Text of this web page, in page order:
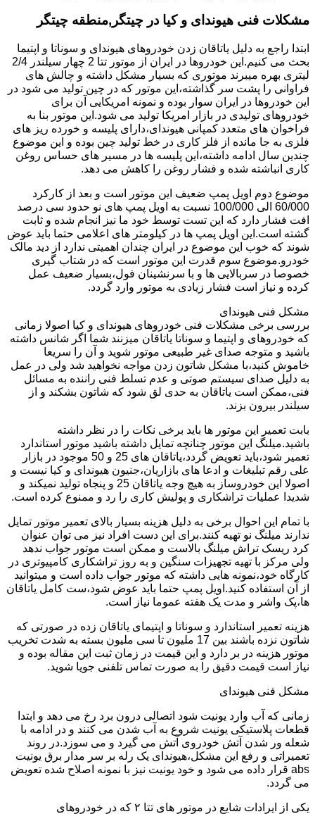
مشکلات فنی هیوندای و کیا در چیتگر,منطقه چیتگر
ابتدا راجع به دلیل یاتاقان زدن خودروهای هیوندای و سوناتا و اپتیما
بحث می کنیم.این خودروها در ایران از موتور تتا 2 چهار سیلندر 2/4
لیتری بهره میبرند موتوری که بسیار مشکل داشته و چالش های
فراوانی را پشت سر گذاشته،این موتور که در چین تولید می شود در
این خودروها در ایران سوار بوده و نمونه امریکایی آن برای
خودروهای تولیدی در بازار امریکا تولید می شود.این موتور بنا به
فراخوان های متعدد کمپانی هیوندای،دارای پلیسه و خورده ریز های
فلزی به جا مانده از فلز کاری در خط تولید چین بوده و این موضوع
چندین سال ادامه داشته،این پلیسه ها در مسیر های حساس روغن
کاری انباشته شده و فشار روغن را کاهش می دهد.
موضوع دوم اویل پمپ ضعیف این موتور است و بعد از کارکرد
60/000 الی 100/000 نسبت به اویل پمپ های نو حدود سی درصد
افت فشار دارد که این تست توسط خود ما نیز انجام شده و ثابت
گشته است.این اویل پمپ ها در کیلومتر های اعلامی حتما باید عوض
شوند که خوب این موضوع در ایران چندان اهمیتی ندارد از دید مالک
خودرو.موضوع سوم قدرت این موتور است که در شتاب گیری
خصوصا در سربالایی ها و با سرنشینان فول،بسیار ضعیف عمل
کرده و نیاز است فشار زیادی به موتور وارد گردد.
مشکل فنی هیوندای
بررسی برخی مشکلات فنی خودروهای هیوندای و کیا اصولا زمانی
که خودروهای و اپتیما و سوناتا یاتاقان میزنند شما اگر شانس داشته
باشید و متوجه صدای غیر طبیعی موتور شوید و آن را سریعا
خاموش کنید،با مشکل شاتون زدن مواجه نخواهید شد ولی در عمل
به دلیل صدای سیستم صوتی و عدم تسلط فنی راننده به مسائل
فنی،ممکن است یاتاقان به حدی لق شود که شاتون بشکند و از
سیلندر بیرون بزند.
بابت تعمیر این موتور ها باید برخی نکات را در نظر داشته
باشید.میلنگ این موتور چنانچه تمایل داشته باشید موتور استاندارد
تعمیر شود،باید تعویض گردد،یاتاقان های 25 و 50 موجود در بازار
علی رقم تبلیغات و ادعا های بازاریان،جنیون هیوندای و کیا نیست و
اصولا این خودروساز به هیچ وجه یاتاقان 25 و پنجاه تولید نمیکند و
شدیدا عملیات تراشکاری و پولیش کاری را رد و ممنوع کرده است.
با تمام این احوال برخی به دلیل هزینه بسیار بالای تعمیر موتور تمایل
ندارند میلنگ نو تهیه کنند.برای این دست افراد نیز می توان عنوان
کرد ریسک تراش میلنگ بالاست و ممکن است موتور جواب ندهد
ولی مرکز با تهیه تجهیزات سنگین و به روز تراشکاری کامپیوتری در
کارگاه خود،نمونه هایی داشته که موتور جواب داده است و میتوانید
از آن استفاده کنید.اویل پمپ حتما باید عوض شود،ست کامل یاتاقان
ها،پک واشر و مدت یک هفته عموما نیاز است.
هزینه تعمیر استاندارد و سوناتا و اپتیمای یاتاقان زده در صورتی که
شاتون نزده باشند بین 17 ملیون تا سی ملیون بسته به شدت تخریب
موتور هزینه در بر دارد و این قیمت در زمان ثبت این مقاله بوده و
نیاز است قیمت دقیق را به صورت تماس تلفنی جویا شوید.
مشکل فنی هیوندای
زمانی که آب وارد یونیت شود اتصالی درون برد رخ می دهد و ابتدا
قطعات پلاستیکی یونیت شروع به آب شدن می کنند و در ادامه با
شعله ور شدن آتش خودروی آتش می گیرد و می سوزد.در روند
تعمیراتی و رفع این مشکل،هیوندای یک رله بر سر مدار برق یونیت
abs قرار داده می شود و خود یونیت نیز با نمونه اصلاح شده تعویض
می گردد.
یکی از ایرادات شایع در موتور های تتا ۲ که در خودروهای